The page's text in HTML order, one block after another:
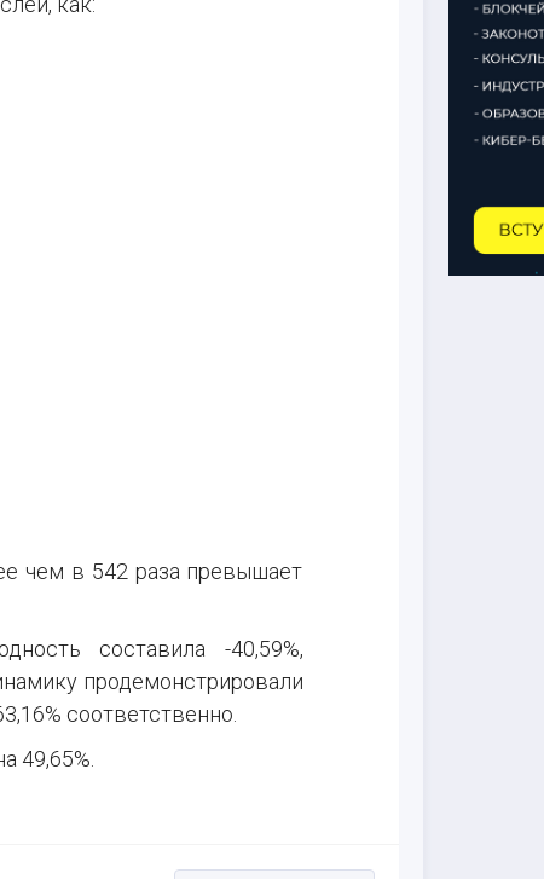
чем в 542 раза превышает
составила -40,59%,
продемонстрировали
соответственно.
49,65%.